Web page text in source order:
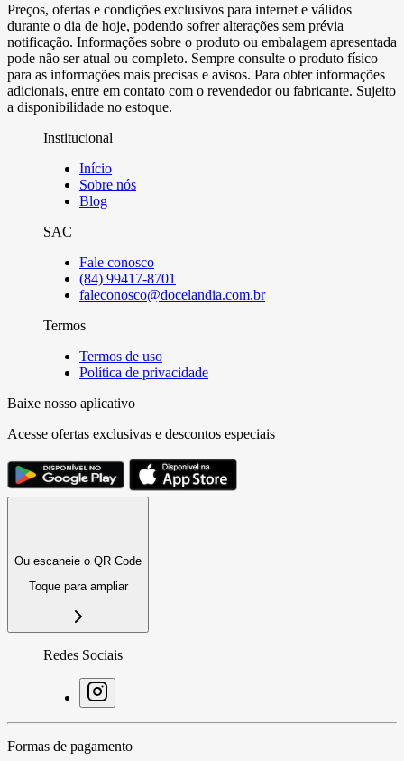
Preços, ofertas e condições exclusivos para internet e válidos
durante o dia de hoje, podendo sofrer alterações sem prévia
notificação. Informações sobre o produto ou embalagem apresentada
pode não ser atual ou completo. Sempre consulte o produto físico
para as informações mais precisas e avisos. Para obter informações
adicionais, entre em contato com o revendedor ou fabricante. Sujeito
a disponibilidade no estoque.
Institucional
Início
Sobre nós
Blog
SAC
Fale conosco
(84) 99417-8701
faleconosco@docelandia.com.br
Termos
Termos de uso
Política de privacidade
Baixe nosso aplicativo
Acesse ofertas exclusivas e descontos especiais
Ou escaneie o QR Code
Toque para ampliar
Redes Sociais
Formas de pagamento